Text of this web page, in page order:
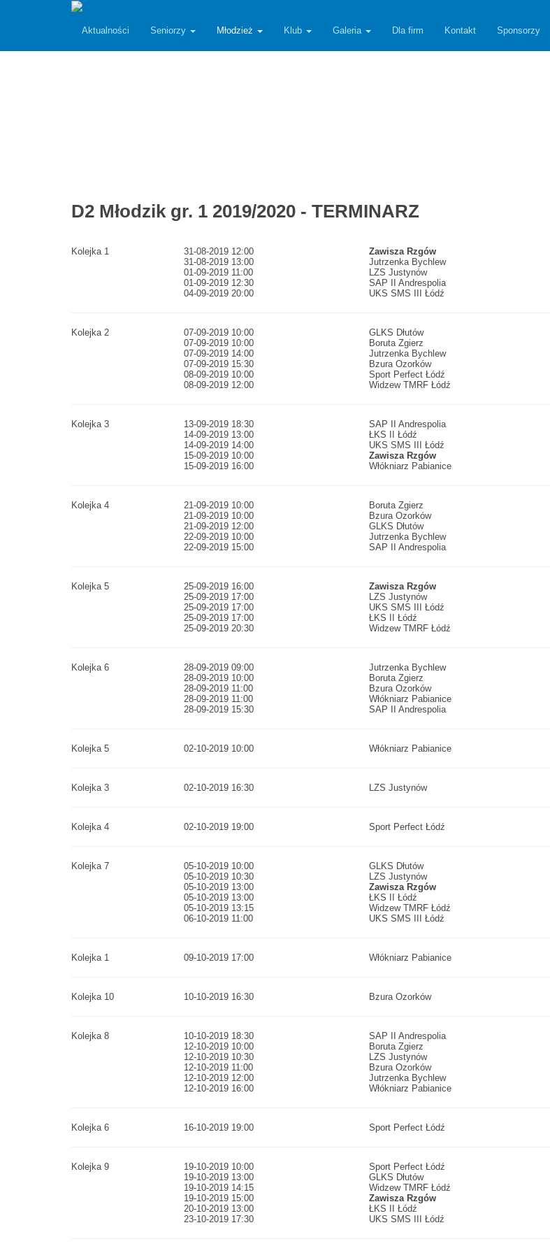
Aktualności Seniorzy Młodzież Klub Galeria Dla firm Kontakt Sponsorzy
D2 Młodzik gr. 1 2019/2020 - TERMINARZ
Kolejka 1 31-08-2019 12:00 Zawisza Rzgów
31-08-2019 13:00
Jutrzenka Bychlew
01-09-2019 11:00
LZS Justynów
01-09-2019 12:30
SAP II Andrespolia
04-09-2019 20:00
UKS SMS III Łódź
Kolejka 2 07-09-2019 10:00 GLKS Dłutów
07-09-2019 10:00
Boruta Zgierz
07-09-2019 14:00
Jutrzenka Bychlew
07-09-2019 15:30
Bzura Ozorków
08-09-2019 10:00
Sport Perfect Łódź
08-09-2019 12:00
Widzew TMRF Łódź
Kolejka 3 13-09-2019 18:30 SAP II Andrespolia
14-09-2019 13:00
ŁKS II Łódź
14-09-2019 14:00
UKS SMS III Łódź
15-09-2019 10:00
Zawisza Rzgów
15-09-2019 16:00
Włókniarz Pabianice
Kolejka 4 21-09-2019 10:00 Boruta Zgierz
21-09-2019 10:00
Bzura Ozorków
21-09-2019 12:00
GLKS Dłutów
22-09-2019 10:00
Jutrzenka Bychlew
22-09-2019 15:00
SAP II Andrespolia
Kolejka 5 25-09-2019 16:00 Zawisza Rzgów
25-09-2019 17:00
LZS Justynów
25-09-2019 17:00
UKS SMS III Łódź
25-09-2019 17:00
ŁKS II Łódź
25-09-2019 20:30
Widzew TMRF Łódź
Kolejka 6 28-09-2019 09:00 Jutrzenka Bychlew
28-09-2019 10:00
Boruta Zgierz
28-09-2019 11:00
Bzura Ozorków
28-09-2019 11:00
Włókniarz Pabianice
28-09-2019 15:30
SAP II Andrespolia
Kolejka 5 02-10-2019 10:00 Włókniarz Pabianice
Kolejka 3 02-10-2019 16:30 LZS Justynów
Kolejka 4 02-10-2019 19:00 Sport Perfect Łódź
Kolejka 7 05-10-2019 10:00 GLKS Dłutów
05-10-2019 10:30
LZS Justynów
05-10-2019 13:00
Zawisza Rzgów
05-10-2019 13:00
ŁKS II Łódź
05-10-2019 13:15
Widzew TMRF Łódź
06-10-2019 11:00
UKS SMS III Łódź
Kolejka 1 09-10-2019 17:00 Włókniarz Pabianice
Kolejka 10 10-10-2019 16:30 Bzura Ozorków
Kolejka 8 10-10-2019 18:30 SAP II Andrespolia
12-10-2019 10:00
Boruta Zgierz
12-10-2019 10:30
LZS Justynów
12-10-2019 11:00
Bzura Ozorków
12-10-2019 12:00
Jutrzenka Bychlew
12-10-2019 16:00
Włókniarz Pabianice
Kolejka 6 16-10-2019 19:00 Sport Perfect Łódź
Kolejka 9 19-10-2019 10:00 Sport Perfect Łódź
19-10-2019 13:00
GLKS Dłutów
19-10-2019 14:15
Widzew TMRF Łódź
19-10-2019 15:00
Zawisza Rzgów
20-10-2019 13:00
ŁKS II Łódź
23-10-2019 17:30
UKS SMS III Łódź